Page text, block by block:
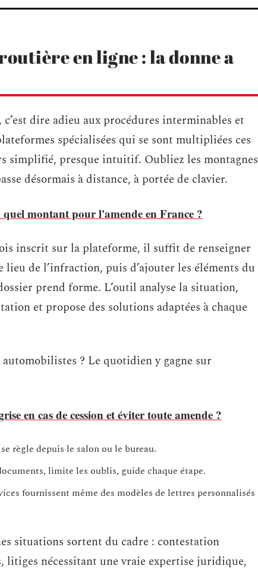
en ligne : la donne a
dire adieu aux procédures interminables et
spécialisées qui se sont multipliées ces
simplifié, presque intuitif. Oubliez les montagnes
désormais à distance, à portée de clavier.
montant pour l'amende en France ?
inscrit sur la plateforme, il suffit de renseigner
de l’infraction, puis d’ajouter les éléments du
prend forme. L’outil analyse la situation,
et propose des solutions adaptées à chaque
? Le quotidien y gagne sur
en cas de cession et éviter toute amende ?
règle depuis le salon ou le bureau.
limite les oublis, guide chaque étape.
fournissent même des modèles de lettres personnalisés
situations sortent du cadre : contestation
litiges nécessitant une vraie expertise juridique,